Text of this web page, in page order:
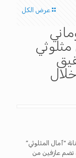
عرض الكل
“آمال المثلوثي”
تضم عازفين من